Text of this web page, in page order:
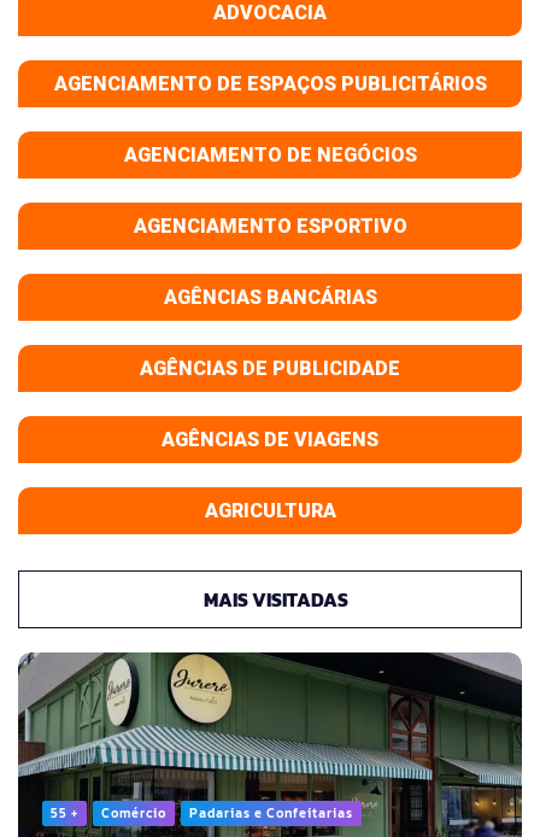
ADVOCACIA
AGENCIAMENTO DE ESPAÇOS PUBLICITÁRIOS
AGENCIAMENTO DE NEGÓCIOS
AGENCIAMENTO ESPORTIVO
AGÊNCIAS BANCÁRIAS
AGÊNCIAS DE PUBLICIDADE
AGÊNCIAS DE VIAGENS
AGRICULTURA
MAIS VISITADAS
55 + Comércio Padarias e Confeitarias